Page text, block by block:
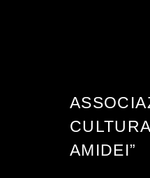
AMIDEI”